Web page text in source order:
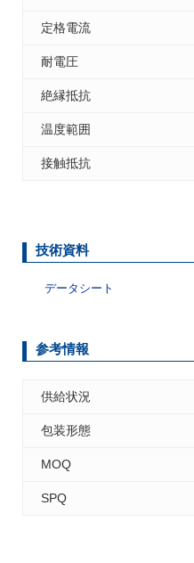
定格電流
耐電圧
絶縁抵抗
温度範囲
接触抵抗
技術資料
データシート
参考情報
供給状況
包装形態
MOQ
SPQ